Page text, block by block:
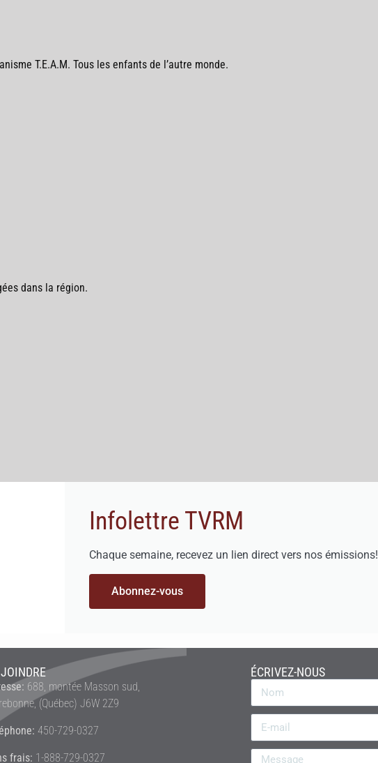
T.E.A.M. Tous les enfants de l’autre monde.
dans la région.
Infolettre TVRM
Chaque semaine, recevez un lien direct vers nos émissions!
Abonnez-vous
688, montée Masson sud,
(Québec) J6W 2Z9
450-729-0327
frais: 1-888-729-0327
ÉCRIVEZ-NOUS